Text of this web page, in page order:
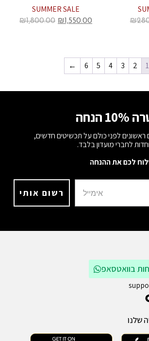
₪
SUMMER SALE
₪ 1,550.00
₪1,800.00
1
2
3
4
5
6
←
בוואטסאפ
שלנו
לפני כולם על תכשיטים חדשים,
לחברי מועדון בלבד.
לכם את ההנחה
רשום אותי